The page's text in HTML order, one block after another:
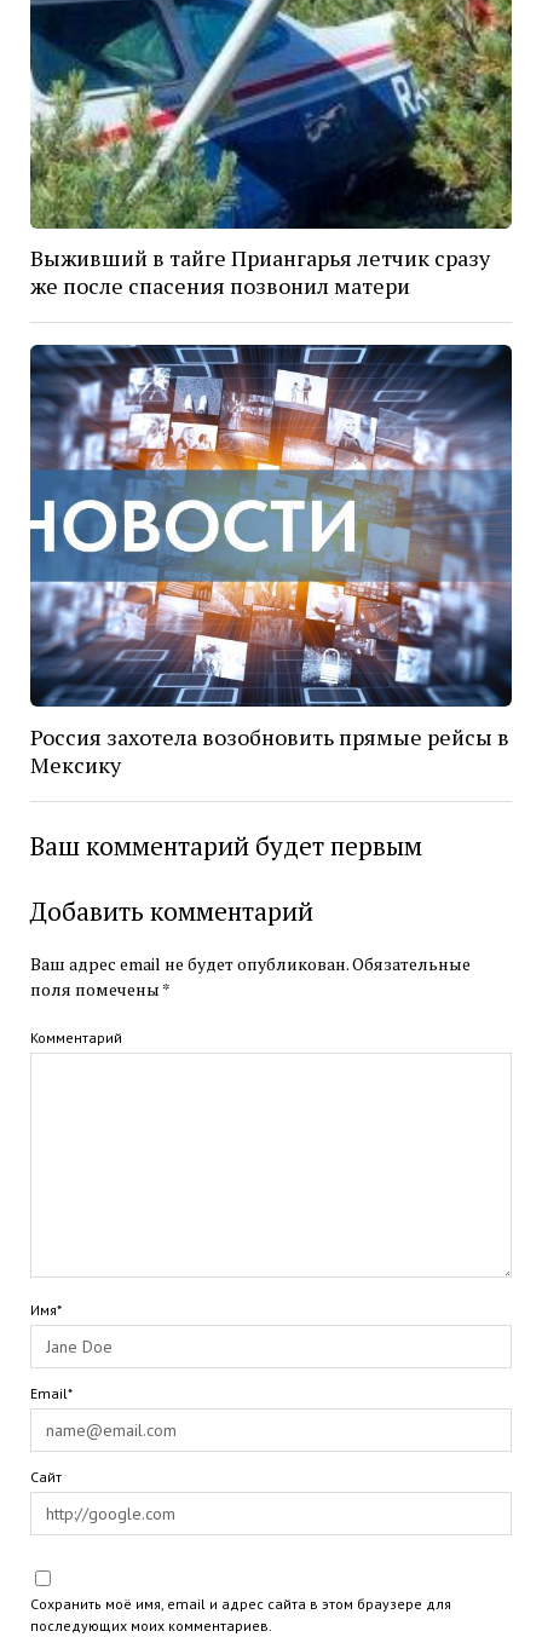
Выживший в тайге Приангарья летчик сразу
же после спасения позвонил матери
Россия захотела возобновить прямые рейсы в
Мексику
Ваш комментарий будет первым
Добавить комментарий
Ваш адрес email не будет опубликован.Обязательные
поля помечены *
Комментарий
Имя*
Email*
Сайт
Сохранить моё имя, email и адрес сайта в этом браузере для
последующих моих комментариев.